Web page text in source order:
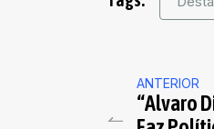
ANTERIOR
“Alvaro